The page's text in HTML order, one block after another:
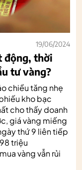
19/06/2024
động, thời
tư vàng?
chiều tăng nhẹ
kho bạc
cho thấy doanh
giá vàng miếng
thứ 9 liên tiếp
triệu
vàng vẫn rủi